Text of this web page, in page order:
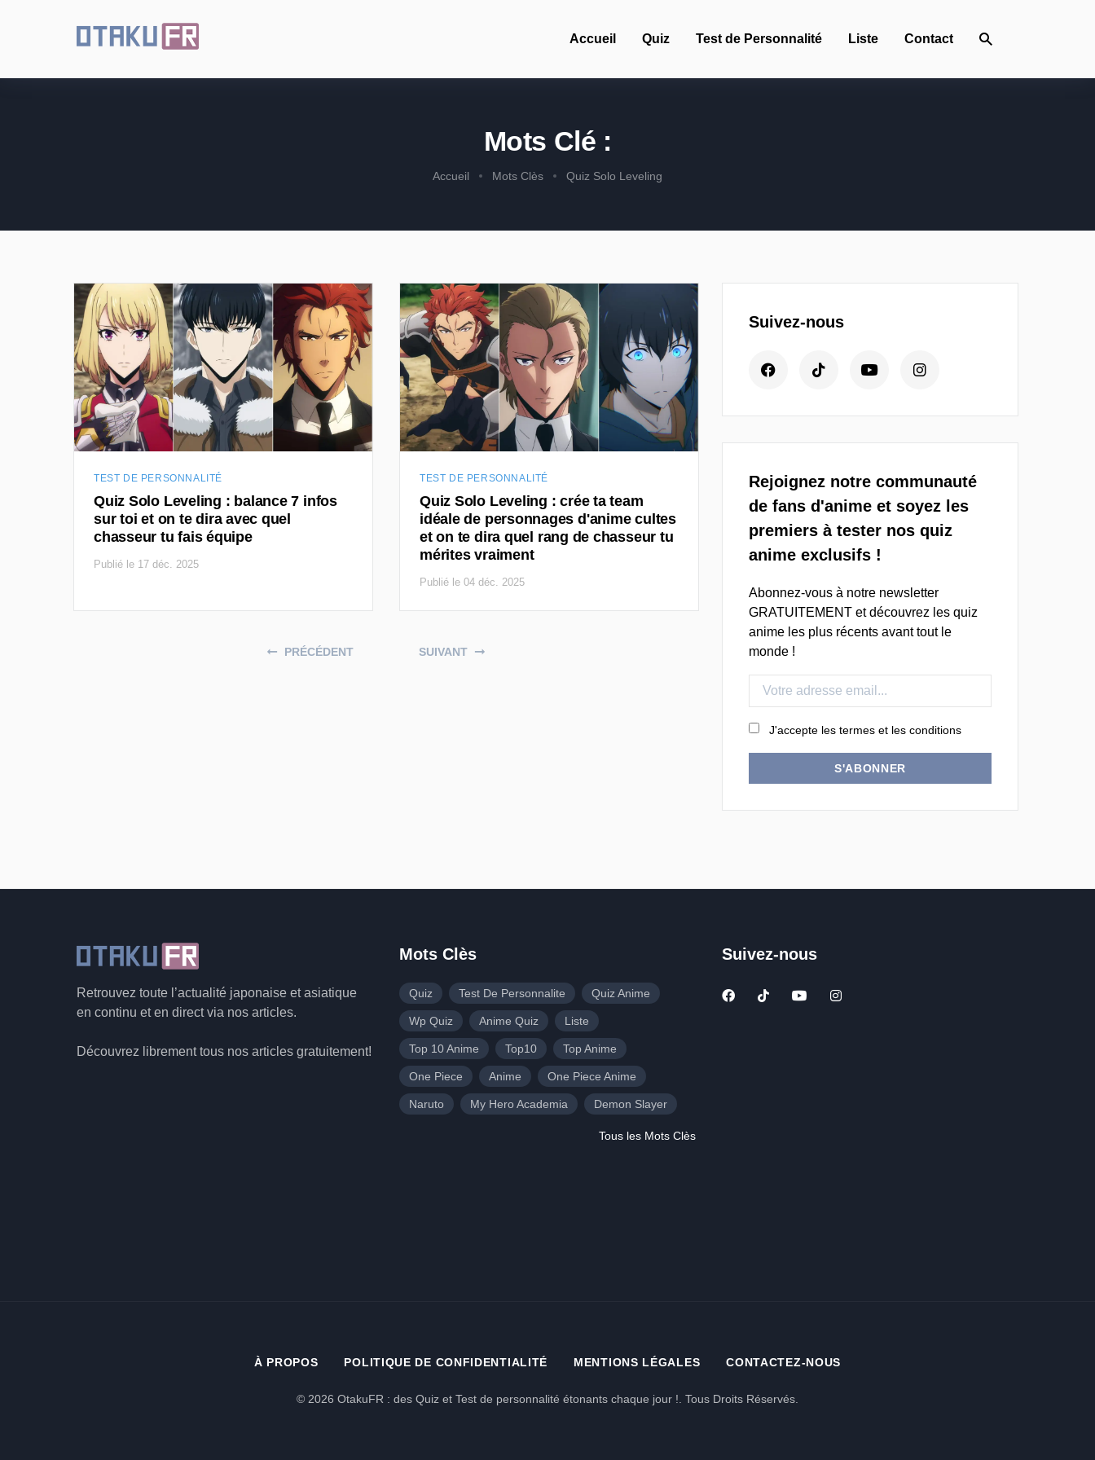
Accueil Quiz Test de Personnalité Liste Contact
Mots Clé :
Accueil Mots Clès Quiz Solo Leveling
TEST DE PERSONNALITÉ
Quiz Solo Leveling : balance 7 infos
sur toi et on te dira avec quel
chasseur tu fais équipe
Publié le 17 déc. 2025
TEST DE PERSONNALITÉ
Quiz Solo Leveling : crée ta team
idéale de personnages d'anime cultes
et on te dira quel rang de chasseur tu
mérites vraiment
Publié le 04 déc. 2025
PRÉCÉDENT SUIVANT
Suivez-nous
Rejoignez notre communauté
de fans d'anime et soyez les
premiers à tester nos quiz
anime exclusifs !
Abonnez-vous à notre newsletter
GRATUITEMENT et découvrez les quiz
anime les plus récents avant tout le
monde !
J'accepte les termes et les conditions
S'ABONNER
Retrouvez toute l’actualité japonaise et asiatique
en continu et en direct via nos articles.
Découvrez librement tous nos articles gratuitement!
Mots Clès
Quiz Test De Personnalite Quiz Anime
Wp Quiz Anime Quiz Liste
Top 10 Anime Top10 Top Anime
One Piece Anime One Piece Anime
Naruto My Hero Academia Demon Slayer
Tous les Mots Clès
Suivez-nous
À PROPOS POLITIQUE DE CONFIDENTIALITÉ MENTIONS LÉGALES CONTACTEZ-NOUS
© 2026 OtakuFR : des Quiz et Test de personnalité étonants chaque jour !. Tous Droits Réservés.